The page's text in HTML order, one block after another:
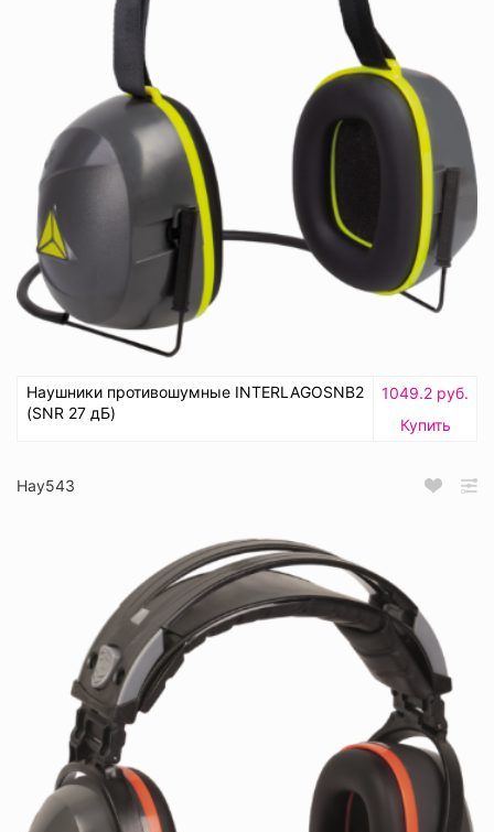
Наушники противошумные INTERLAGOSNB2
(SNR 27 дБ)
1049.2 руб.
Купить
Нау543